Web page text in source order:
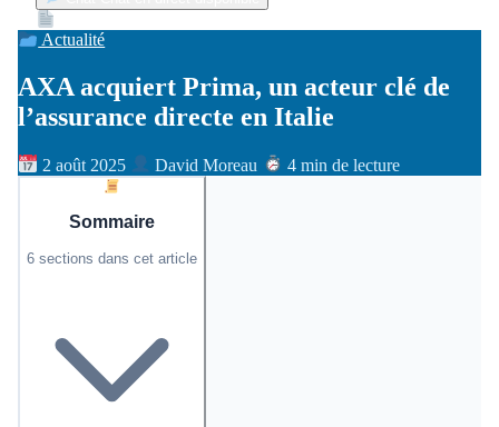
Actualité
AXA acquiert Prima, un acteur clé de
l’assurance directe en Italie
2 août 2025 David Moreau 4 min de lecture
Sommaire
6 sections dans cet article